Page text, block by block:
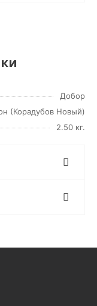
Добор
(Корадубов Новый)
2.50 кг.